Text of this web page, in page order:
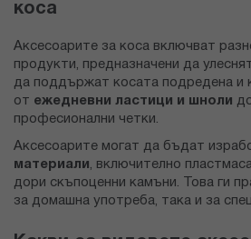
коса
Аксесоарите за коса включват
продукти, предназначени да
да поддържат косата подредена и
от ежедневни ластици и шноли
професионални четки.
Аксесоарите могат да бъдат
материали, включително
дори скъпоценни камъни. Това ги
за домашна употреба, така и за